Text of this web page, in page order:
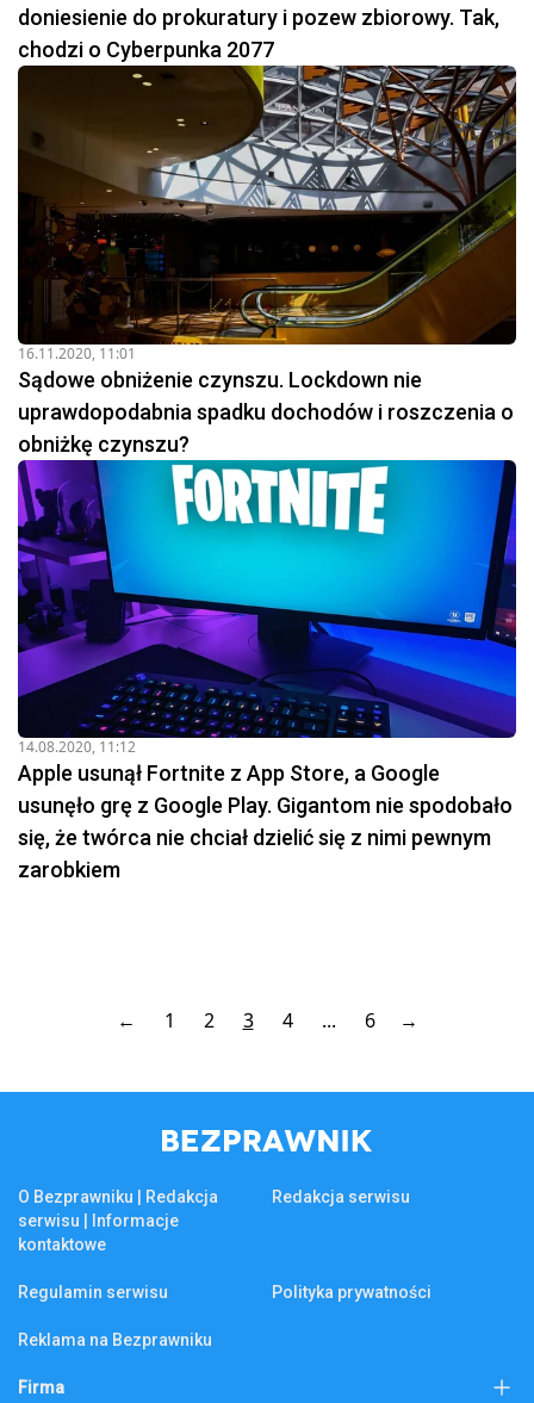
doniesienie do prokuratury i pozew zbiorowy. Tak,
chodzi o Cyberpunka 2077
16.11.2020, 11:01
Sądowe obniżenie czynszu. Lockdown nie
uprawdopodabnia spadku dochodów i roszczenia o
obniżkę czynszu?
14.08.2020, 11:12
Apple usunął Fortnite z App Store, a Google
usunęło grę z Google Play. Gigantom nie spodobało
się, że twórca nie chciał dzielić się z nimi pewnym
zarobkiem
← 1 2 3 4 ... 6 →
O Bezprawniku | Redakcja
serwisu | Informacje
kontaktowe
Redakcja serwisu
Regulamin serwisu Polityka prywatności
Reklama na Bezprawniku
Firma